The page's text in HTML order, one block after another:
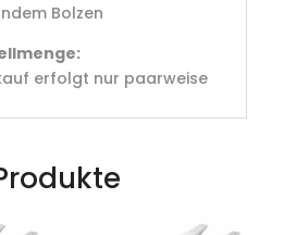
Bolzen
erfolgt nur paarweise